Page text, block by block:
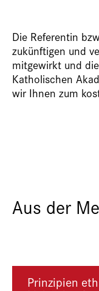
Die Referentin
zukünftigen und
mitgewirkt und
Katholischen
wir Ihnen zum
Aus der
Prinzipien